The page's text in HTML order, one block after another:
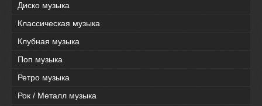
Диско музыка
Классическая музыка
Клубная музыка
Поп музыка
Ретро музыка
Рок / Металл музыка